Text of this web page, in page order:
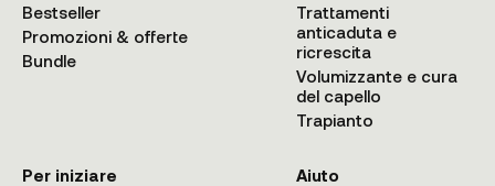
Bestseller
Promozioni & offerte
Bundle
Trattamenti
anticaduta e
ricrescita
Volumizzante e cura
del capello
Trapianto
Per iniziare Aiuto